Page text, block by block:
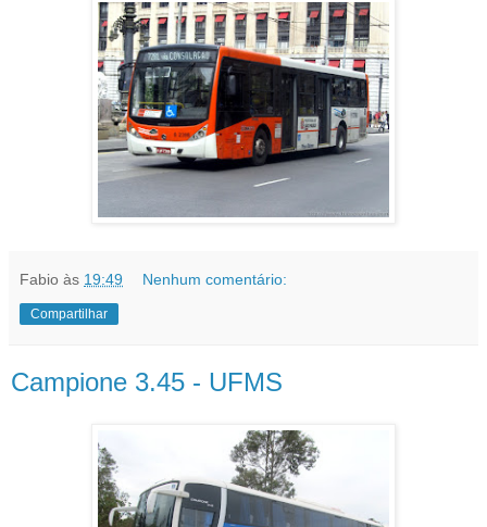
Fabio às 19:49 Nenhum comentário:
Compartilhar
Campione 3.45 - UFMS